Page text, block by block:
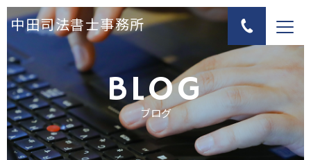
中田司法書士事務所
BLOG
ブログ